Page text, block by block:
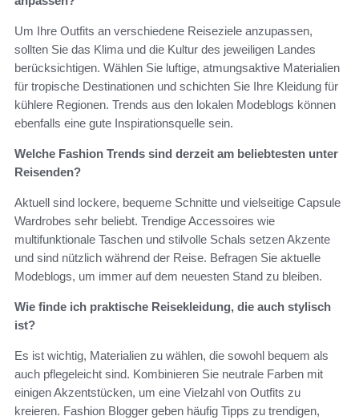
Um Ihre Outfits an verschiedene Reiseziele anzupassen,
sollten Sie das Klima und die Kultur des jeweiligen Landes
berücksichtigen. Wählen Sie luftige, atmungsaktive Materialien
für tropische Destinationen und schichten Sie Ihre Kleidung für
kühlere Regionen. Trends aus den lokalen Modeblogs können
ebenfalls eine gute Inspirationsquelle sein.
Welche Fashion Trends sind derzeit am beliebtesten unter
Reisenden?
Aktuell sind lockere, bequeme Schnitte und vielseitige Capsule
Wardrobes sehr beliebt. Trendige Accessoires wie
multifunktionale Taschen und stilvolle Schals setzen Akzente
und sind nützlich während der Reise. Befragen Sie aktuelle
Modeblogs, um immer auf dem neuesten Stand zu bleiben.
Wie finde ich praktische Reisekleidung, die auch stylisch
ist?
Es ist wichtig, Materialien zu wählen, die sowohl bequem als
auch pflegeleicht sind. Kombinieren Sie neutrale Farben mit
einigen Akzentstücken, um eine Vielzahl von Outfits zu
kreieren. Fashion Blogger geben häufig Tipps zu trendigen,